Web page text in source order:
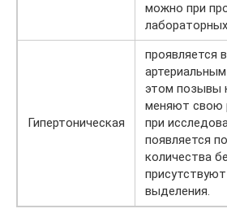
можно при
Гипертоническая
проявляется
этом позывы
меняют свою
при
появляется
количества
выделения.